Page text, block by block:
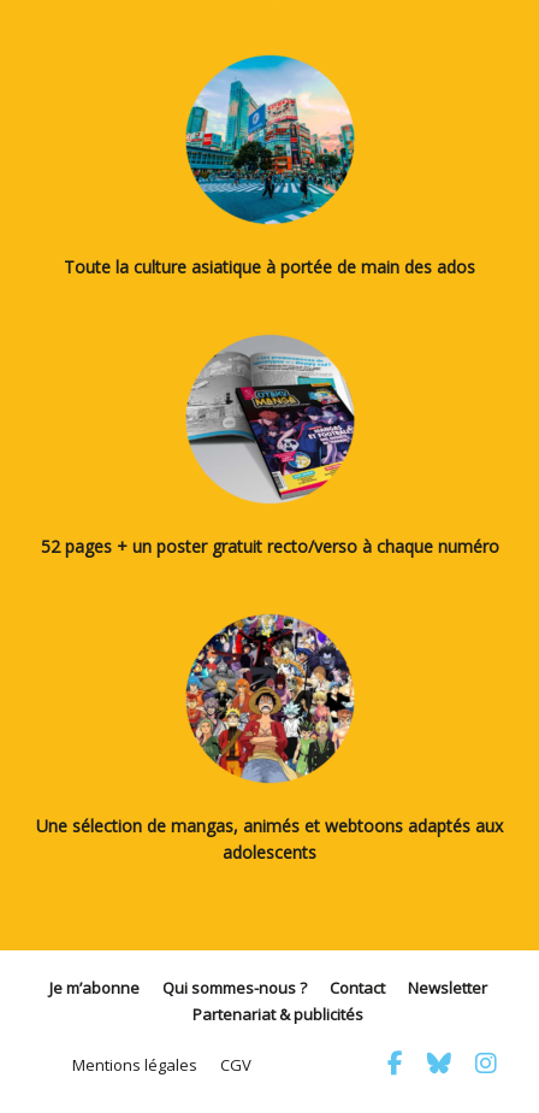
Toute la culture asiatique à portée de main des ados
52 pages + un poster gratuit recto/verso à chaque numéro
Une sélection de mangas, animés et webtoons adaptés aux
adolescents
Je m’abonne Qui sommes-nous ? Contact
Newsletter
Partenariat & publicités
Mentions légales CGV